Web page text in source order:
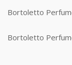
Bortoletto
Bortoletto